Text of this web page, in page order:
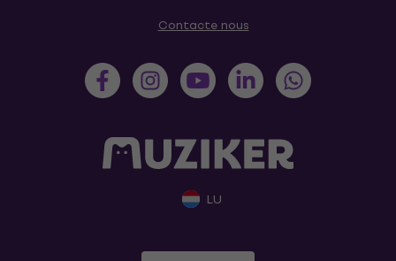
Contacte nous
LU